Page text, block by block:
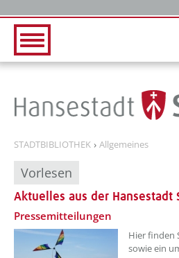
STADTBIBLIOTHEK Allgemeines
Vorlesen
Aktuelles aus der Hansestadt
Pressemitteilungen
Hier finden
sowie ein